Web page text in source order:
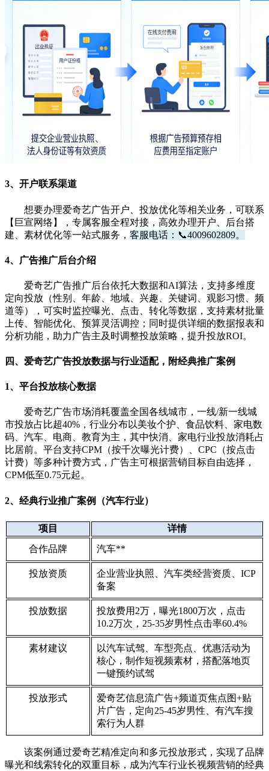
3、开户联系渠道
想要办理爱奇艺广告开户、投放优化等相关业务，可联系
【 巨宣网络】，专属客服全程对接，高效办理开户、后台搭
建、素材优化等一站式服务， 客服电话：📞4009602809。
4、广告推广后台介绍
爱奇艺广告推广后台依托大数据和AI算法，支持多维度
定向投放（性别、年龄、地域、兴趣、关键词、观影习惯、频
道等），可实时监控曝光、点击、转化等数据，支持素材批量
上传、智能优化、预算灵活调控；同时提供详细的数据报表和
分析功能，助力广告主及时调整投放策略，提升投放ROI。
四、爱奇艺广告投放数据与行业适配，附经典推广案例
1、平台投放核心数据
爱奇艺广告市场消耗覆盖全国各线城市，一线/新一线城
市投放占比超40%，行业分布以美妆个护、食品饮料、家电数
码、汽车、电商、教育为主，其中快消、家电行业投放消耗占
比居前。平台支持CPM（按千次曝光计费）、CPC（按点击
计费）等多种计费方式，广告主可根据营销目标自由选择，
CPM低至0.75元起。
2、经典行业推广案例（汽车行业）
项目
详情
合作品牌
汽车**
投放资质
企业营业执照、汽车类经营资质、ICP
备案
投放数据
投放费用2万，曝光1800万次，点击
10.2万次，25-35岁男性点击率60.4%
素材建议
以汽车试驾、车型亮点、优惠活动为
核心，制作短视频素材，搭配落地页
一键预约试驾
投放形式
爱奇艺信息流广告+频道页焦点图+贴
片广告，定向25-45岁男性、有汽车搜
索行为人群
该案例通过爱奇艺精准定向和多元投放形式，实现了品牌
曝光和线索转化的双重目标，成为汽车行业长视频营销的经典